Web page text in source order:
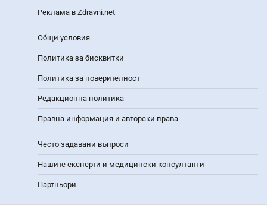
Реклама в Zdravni.net
Общи условия
Политика за бисквитки
Политика за поверителност
Редакционна политика
Правна информация и авторски права
Често задавани въпроси
Нашите експерти и медицински консултанти
Партньори